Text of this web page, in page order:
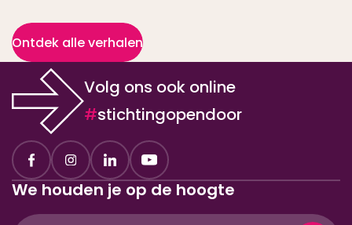
Ontdek alle verhalen
Volg ons ook online
#stichtingopendoor
We houden je op de hoogte